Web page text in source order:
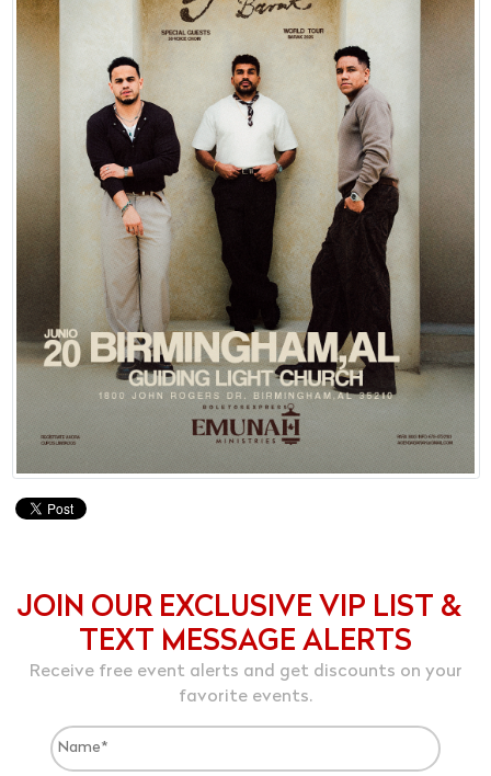
JOIN OUR EXCLUSIVE VIP LIST &
TEXT MESSAGE ALERTS
Receive free event alerts and get discounts on your
favorite events.